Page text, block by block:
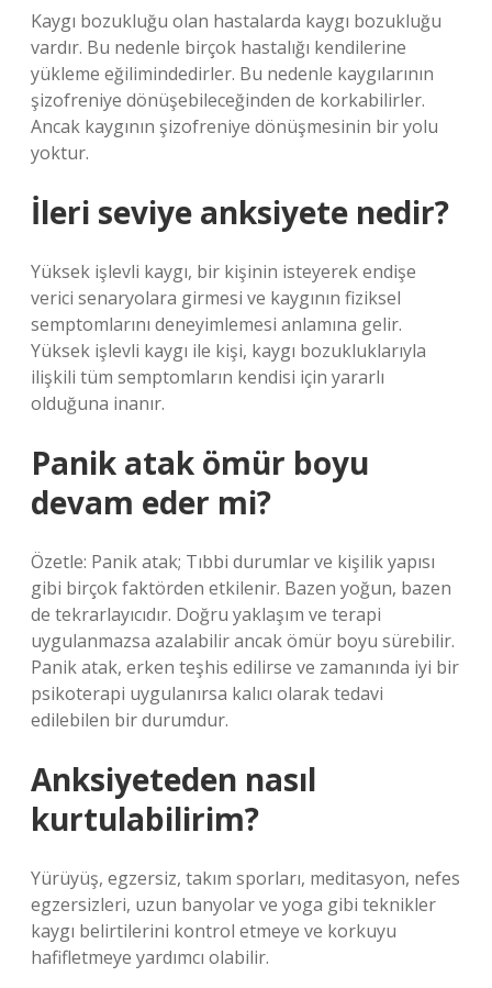
Kaygı bozukluğu olan hastalarda kaygı bozukluğu
vardır. Bu nedenle birçok hastalığı kendilerine
yükleme eğilimindedirler. Bu nedenle kaygılarının
şizofreniye dönüşebileceğinden de korkabilirler.
Ancak kaygının şizofreniye dönüşmesinin bir yolu
yoktur.
İleri seviye anksiyete nedir?
Yüksek işlevli kaygı, bir kişinin isteyerek endişe
verici senaryolara girmesi ve kaygının fiziksel
semptomlarını deneyimlemesi anlamına gelir.
Yüksek işlevli kaygı ile kişi, kaygı bozukluklarıyla
ilişkili tüm semptomların kendisi için yararlı
olduğuna inanır.
Panik atak ömür boyu
devam eder mi?
Özetle: Panik atak; Tıbbi durumlar ve kişilik yapısı
gibi birçok faktörden etkilenir. Bazen yoğun, bazen
de tekrarlayıcıdır. Doğru yaklaşım ve terapi
uygulanmazsa azalabilir ancak ömür boyu sürebilir.
Panik atak, erken teşhis edilirse ve zamanında iyi bir
psikoterapi uygulanırsa kalıcı olarak tedavi
edilebilen bir durumdur.
Anksiyeteden nasıl
kurtulabilirim?
Yürüyüş, egzersiz, takım sporları, meditasyon, nefes
egzersizleri, uzun banyolar ve yoga gibi teknikler
kaygı belirtilerini kontrol etmeye ve korkuyu
hafifletmeye yardımcı olabilir.